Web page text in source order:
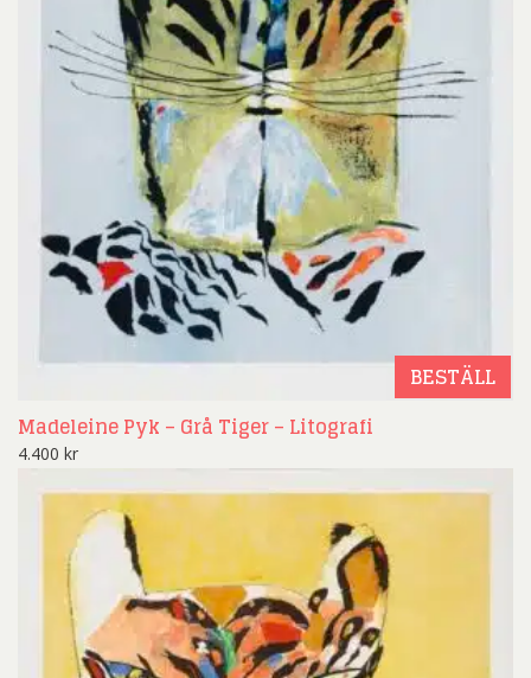
BESTÄLL
Madeleine Pyk – Grå Tiger – Litografi
4.400 kr